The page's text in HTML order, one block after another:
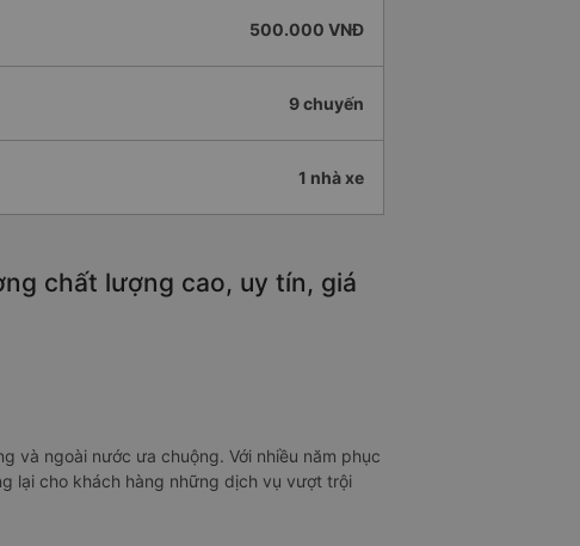
500.000 VNĐ
9 chuyến
1 nhà xe
chất lượng cao, uy tín, giá
và ngoài nước ưa chuộng. Với nhiều năm phục
lại cho khách hàng những dịch vụ vượt trội